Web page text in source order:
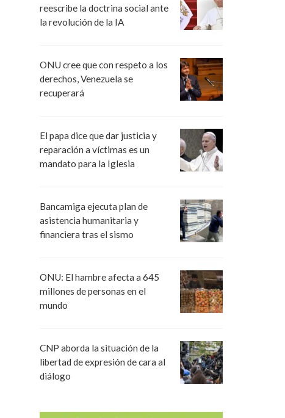
reescribe la doctrina social ante
la revolución de la IA
ONU cree que con respeto a los
derechos, Venezuela se
recuperará
El papa dice que dar justicia y
reparación a víctimas es un
mandato para la Iglesia
Bancamiga ejecuta plan de
asistencia humanitaria y
financiera tras el sismo
ONU: El hambre afecta a 645
millones de personas en el
mundo
CNP aborda la situación de la
libertad de expresión de cara al
diálogo